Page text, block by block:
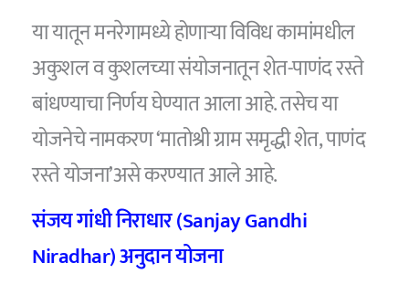
या यातून मनरेगामध्ये होणाऱ्या विविध कामांमधील
अकुशल व कुशलच्या संयोजनातून शेत-पाणंद रस्ते
बांधण्याचा निर्णय घेण्यात आला आहे. तसेच या
योजनेचे नामकरण ‘मातोश्री ग्राम समृद्धी शेत, पाणंद
रस्ते योजना’असे करण्यात आले आहे.
संजय गांधी निराधार (Sanjay Gandhi
Niradhar) अनुदान योजना